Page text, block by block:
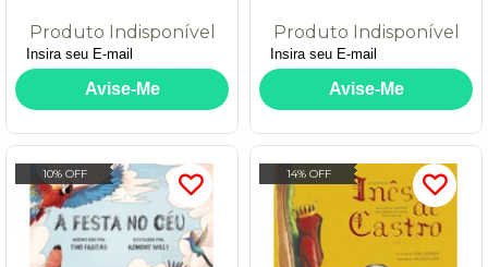
Produto Indisponível Produto Indisponível
10% OFF 14% OFF